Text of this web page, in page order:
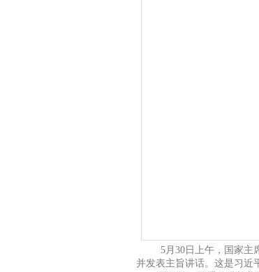
5月30日上午，国家主
并发表主旨讲话。这是习近